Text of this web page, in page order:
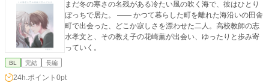
まだ冬の寒さの名残がある冷たい風の吹く海で、彼はひとり
ぼっちで居た。 ―― かつて暮らした町を離れた海沿いの田舎
町で出会った、どこか寂しさを漂わせた二人。高校教師の志
水孝文と、その教え子の花崎薫が出会い、ゆったりと歩み寄
っていく。
BL 完結 長編
24h.ポイント 0pt